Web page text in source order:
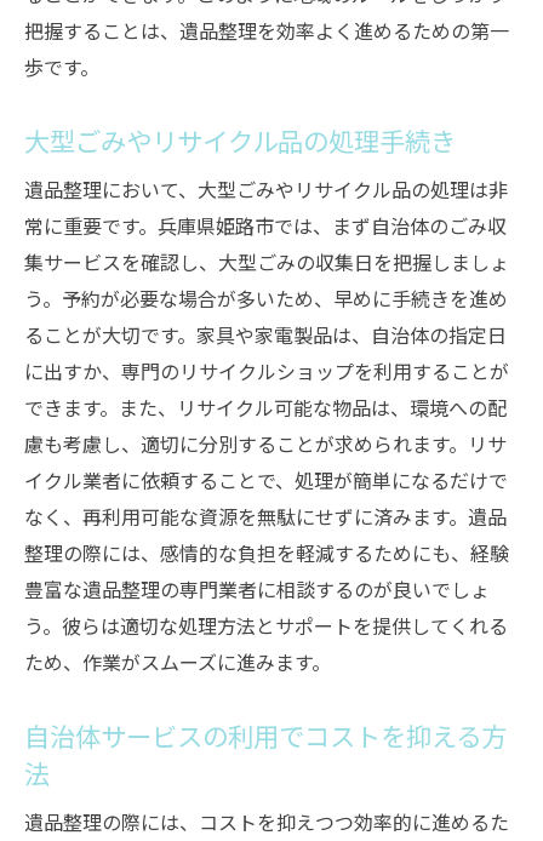
把握することは、遺品整理を効率よく進めるための第一
歩です。
大型ごみやリサイクル品の処理手続き
遺品整理において、大型ごみやリサイクル品の処理は非
常に重要です。兵庫県姫路市では、まず自治体のごみ収
集サービスを確認し、大型ごみの収集日を把握しましょ
う。予約が必要な場合が多いため、早めに手続きを進め
ることが大切です。家具や家電製品は、自治体の指定日
に出すか、専門のリサイクルショップを利用することが
できます。また、リサイクル可能な物品は、環境への配
慮も考慮し、適切に分別することが求められます。リサ
イクル業者に依頼することで、処理が簡単になるだけで
なく、再利用可能な資源を無駄にせずに済みます。遺品
整理の際には、感情的な負担を軽減するためにも、経験
豊富な遺品整理の専門業者に相談するのが良いでしょ
う。彼らは適切な処理方法とサポートを提供してくれる
ため、作業がスムーズに進みます。
自治体サービスの利用でコストを抑える方
法
遺品整理の際には、コストを抑えつつ効率的に進めるた